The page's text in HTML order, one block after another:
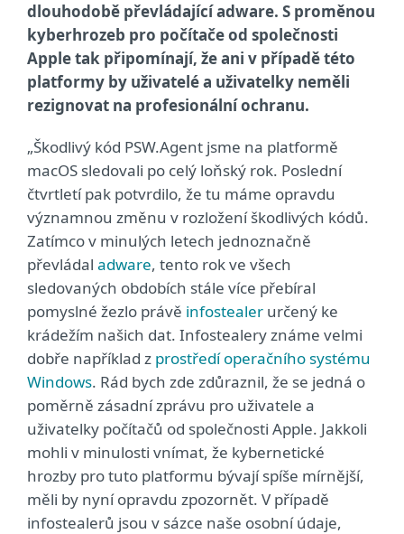
dlouhodobě převládající adware. S proměnou
kyberhrozeb pro počítače od společnosti
Apple tak připomínají, že ani v případě této
platformy by uživatelé a uživatelky neměli
rezignovat na profesionální ochranu.
„Škodlivý kód PSW.Agent jsme na platformě
macOS sledovali po celý loňský rok. Poslední
čtvrtletí pak potvrdilo, že tu máme opravdu
významnou změnu v rozložení škodlivých kódů.
Zatímco v minulých letech jednoznačně
převládal adware, tento rok ve všech
sledovaných obdobích stále více přebíral
pomyslné žezlo právě infostealer určený ke
krádežím našich dat. Infostealery známe velmi
dobře například z prostředí operačního systému
Windows. Rád bych zde zdůraznil, že se jedná o
poměrně zásadní zprávu pro uživatele a
uživatelky počítačů od společnosti Apple. Jakkoli
mohli v minulosti vnímat, že kybernetické
hrozby pro tuto platformu bývají spíše mírnější,
měli by nyní opravdu zpozornět. V případě
infostealerů jsou v sázce naše osobní údaje,